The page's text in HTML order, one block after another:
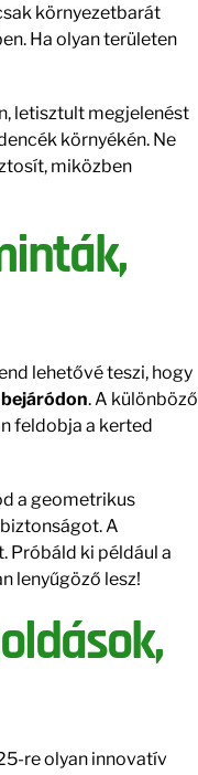
környezetbarát
Ha olyan területen
letisztult megjelenést
környékén. Ne
miközben
lehetővé teszi, hogy
bejáródon. A különböző
feldobja a kerted
a geometrikus
A
Próbáld ki például a
lenyűgöző lesz!
re olyan innovatív